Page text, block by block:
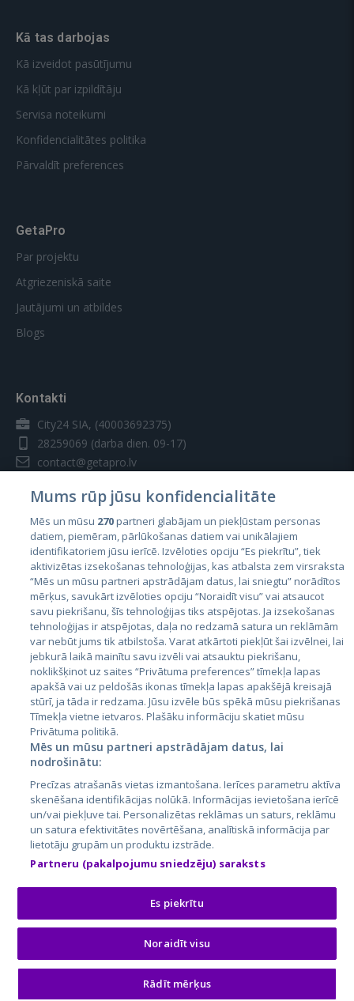
Kā tas darbojas
Kā izveidot pasūtījumu
Kā kļūt par izpildītāju
Servisa noteikumi
Konfidencialitātes politika
Pārvaldīt preferences
GetaPro
Par projektu
Atgriezeniskā saite
Jautājumi un atbildes
Blogs
Kontakti
City24 SIA, (40003692375)
28259069 (darba dien. 09-17)
contact@getapro.lv
Valstis
Igaunija
Latvija
Lietuva
City24.lv
City24.ee
GetaPro.lv
GetaPro.ee
Skelbiu.lt
Autoplius.lt
Aruodas.lt
CVbankas.lt
Kainos.lt
Paslaugos.lt
auto24.ee
Osta.ee
KuldneBörs.ee
© 2026 GetaPro. Visas tiesības aizsargātas.
Mums rūp jūsu konfidencialitāte
Mēs un mūsu 270partneri glabājam un piekļūstam personas
datiem, piemēram, pārlūkošanas datiem vai unikālajiem
identifikatoriem jūsu ierīcē. Izvēloties opciju “Es piekrītu”, tiek
aktivizētas izsekošanas tehnoloģijas, kas atbalsta zem virsraksta
“Mēs un mūsu partneri apstrādājam datus, lai sniegtu” norādītos
mērķus, savukārt izvēloties opciju “Noraidīt visu” vai atsaucot
savu piekrišanu, šīs tehnoloģijas tiks atspējotas. Ja izsekošanas
tehnoloģijas ir atspējotas, daļa no redzamā satura un reklāmām
var nebūt jums tik atbilstoša. Varat atkārtoti piekļūt šai izvēlnei, lai
jebkurā laikā mainītu savu izvēli vai atsauktu piekrišanu,
noklikšķinot uz saites “Privātuma preferences” tīmekļa lapas
apakšā vai uz peldošās ikonas tīmekļa lapas apakšējā kreisajā
stūrī, ja tāda ir redzama. Jūsu izvēle būs spēkā mūsu piekrišanas
Tīmekļa vietne ietvaros. Plašāku informāciju skatiet mūsu
Privātuma politikā.
Mēs un mūsu partneri apstrādājam datus, lai
nodrošinātu:
Precīzas atrašanās vietas izmantošana. Ierīces parametru aktīva
skenēšana identifikācijas nolūkā. Informācijas ievietošana ierīcē
un/vai piekļuve tai. Personalizētas reklāmas un saturs, reklāmu
un satura efektivitātes novērtēšana, analītiskā informācija par
lietotāju grupām un produktu izstrāde.
Partneru (pakalpojumu sniedzēju) saraksts
Es piekrītu
Noraidīt visu
Rādīt mērķus